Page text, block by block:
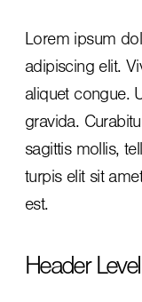
Lorem ipsum
adipiscing elit.
aliquet congue.
gravida.
sagittis mollis,
turpis elit sit
est.
Header